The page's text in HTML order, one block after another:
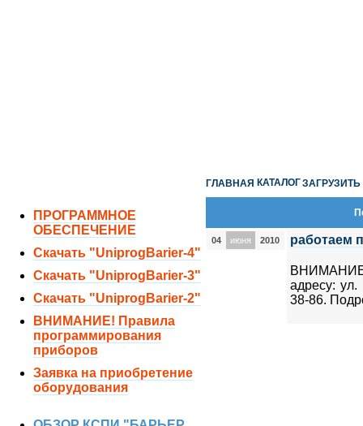
ПРОГРАММНОЕ
ОБЕСПЕЧЕНИЕ
Скачать "UniprogBarier-4"
Скачать "UniprogBarier-3"
Скачать "UniprogBarier-2"
ВНИМАНИЕ! Правила
программирования
приборов
Заявка на приобретение
оборудования
ГЛАВНАЯ КАТАЛОГЗАГРУЗИТЬ
04 июня 2010 работаем
адресу:
38-86.